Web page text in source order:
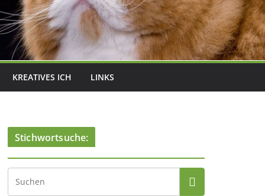
KREATIVES ICH LINKS
Stichwortsuche: